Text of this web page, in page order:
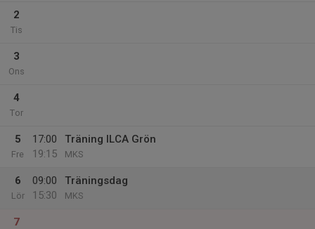
2
Tis
3
Ons
4
Tor
5
Fre
17:00
19:15
Träning ILCA Grön
MKS
6
Lör
09:00
15:30
Träningsdag
MKS
7